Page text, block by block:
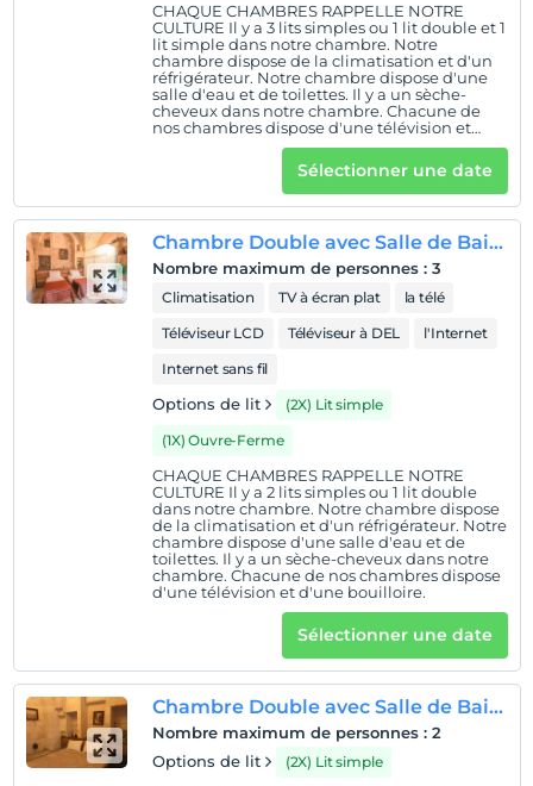
Heures d'enregistrement
Les bébés de moins de 2 ne sont pas facturés
1 enfant(s) jusqu'à l'âge de 11 ans par chambre n'est/ne
CHAQUE CHAMBRES RAPPELLE NOTRE
CULTURE Il y a 3 lits simples ou 1 lit double et 1
lit simple dans notre chambre. Notre
chambre dispose de la climatisation et d'un
réfrigérateur. Notre chambre dispose d'une
salle d'eau et de toilettes. Il y a un sèche-
cheveux dans notre chambre. Chacune de
nos chambres dispose d'une télévision et
Sélectionner une date
Chambre Double avec Salle de Bains(103)
Nombre maximum de personnes : 3
Climatisation TV à écran plat
la télé
Téléviseur LCD
Téléviseur à DEL
l'Internet
Internet sans fil
Options de lit
(2X) Lit simple
(1X) Ouvre-Ferme
CHAQUE CHAMBRES RAPPELLE NOTRE
CULTURE Il y a 2 lits simples ou 1 lit double
dans notre chambre. Notre chambre dispose
de la climatisation et d'un réfrigérateur. Notre
chambre dispose d'une salle d'eau et de
toilettes. Il y a un sèche-cheveux dans notre
chambre. Chacune de nos chambres dispose
d'une télévision et d'une bouilloire.
Sélectionner une date
Chambre Double avec Salle de Bains(101)
Nombre maximum de personnes : 2
Options de lit
(2X) Lit simple